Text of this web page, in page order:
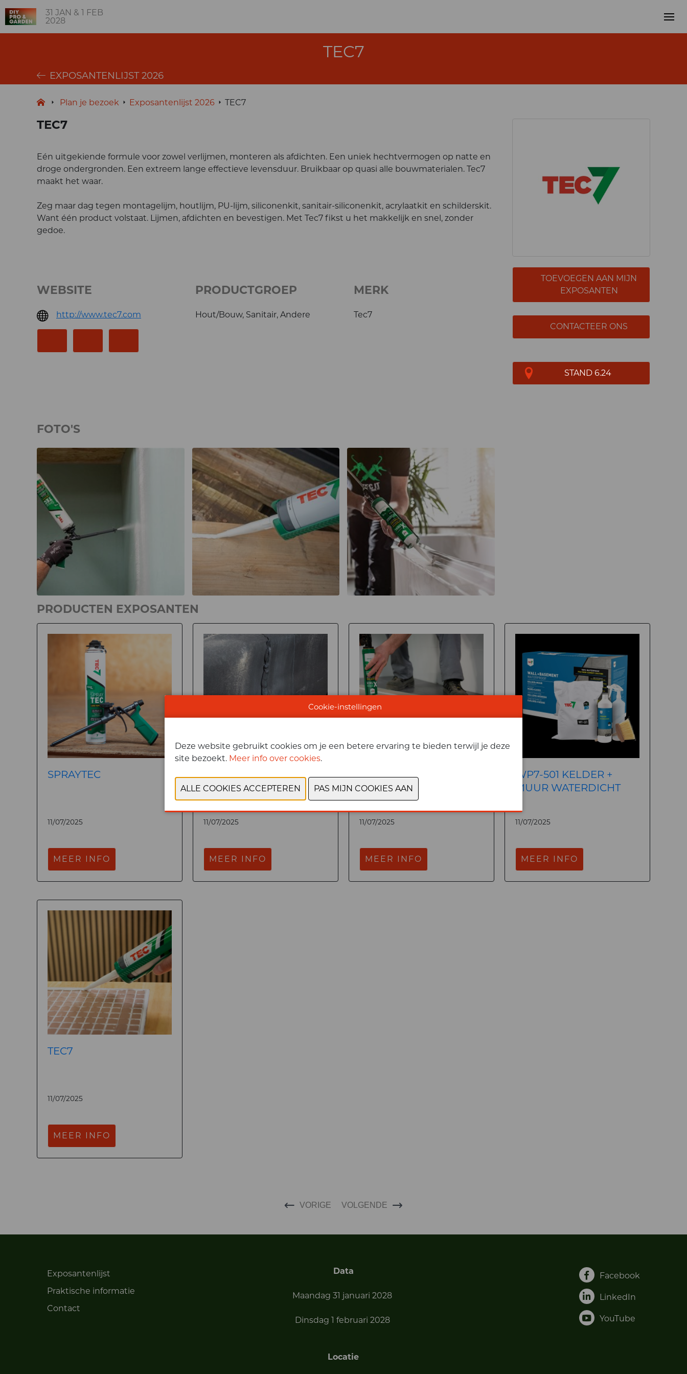
31 JAN & 1 FEB
2028
TEC7
EXPOSANTENLIJST 2026
Plan je bezoek Exposantenlijst 2026 TEC7
TEC7
TOEVOEGEN AAN MIJN
EXPOSANTEN
CONTACTEER ONS
STAND 6.24
Eén uitgekiende formule voor zowel verlijmen, monteren als afdichten. Een uniek hechtvermogen op natte en
droge ondergronden. Een extreem lange effectieve levensduur. Bruikbaar op quasi alle bouwmaterialen. Tec7
maakt het waar.
Zeg maar dag tegen montagelijm, houtlijm, PU-lijm, siliconenkit, sanitair-siliconenkit, acrylaatkit en schilderskit.
Want één product volstaat. Lijmen, afdichten en bevestigen. Met Tec7 fikst u het makkelijk en snel, zonder
gedoe.
WEBSITE
http://www.tec7.com
PRODUCTGROEP
Hout/Bouw, Sanitair, Andere
MERK
Tec7
FOTO'S
PRODUCTEN EXPOSANTEN
SPRAYTEC
11/07/2025
MEER INFO
WP7-101 UNIVERSEEL
DAKDICHT
11/07/2025
MEER INFO
X-TACK
11/07/2025
MEER INFO
WP7-501 KELDER +
MUUR WATERDICHT
11/07/2025
MEER INFO
TEC7
11/07/2025
MEER INFO
VORIGE VOLGENDE
Exposantenlijst
Praktische informatie
Contact
Data
Maandag 31 januari 2028
Dinsdag 1 februari 2028
Locatie
Facebook
LinkedIn
YouTube
Cookie-instellingen
Deze website gebruikt cookies om je een betere ervaring te bieden terwijl je deze
site bezoekt. Meer info over cookies.